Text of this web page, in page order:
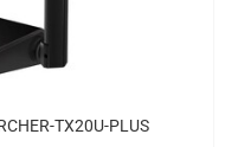
TX20U-PLUS